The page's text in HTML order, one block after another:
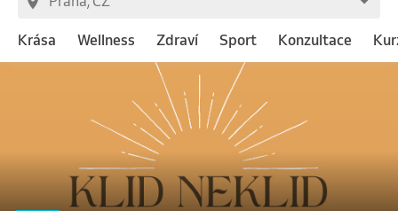
Krása Wellness Zdraví Sport Konzultace